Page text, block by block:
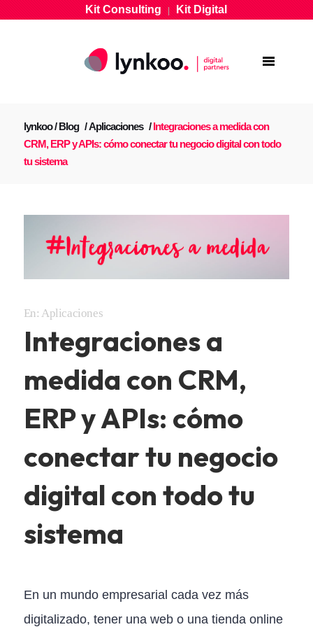
Kit Consulting|Kit Digital
lynkoo/Blog /Aplicaciones /Integraciones a medida con
CRM, ERP y APIs: cómo conectar tu negocio digital con todo
tu sistema
En: Aplicaciones
Integraciones a
medida con CRM,
ERP y APIs: cómo
conectar tu negocio
digital con todo tu
sistema
En un mundo empresarial cada vez más
digitalizado, tener una web o una tienda online